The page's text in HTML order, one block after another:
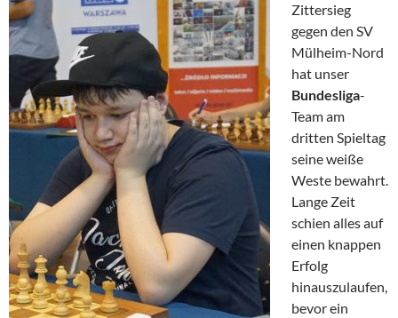
Zittersieg
gegen den SV
Mülheim-Nord
hat unser
Bundesliga-
Team am
dritten Spieltag
seine weiße
Weste bewahrt.
Lange Zeit
schien alles auf
einen knappen
Erfolg
hinauszulaufen,
bevor ein